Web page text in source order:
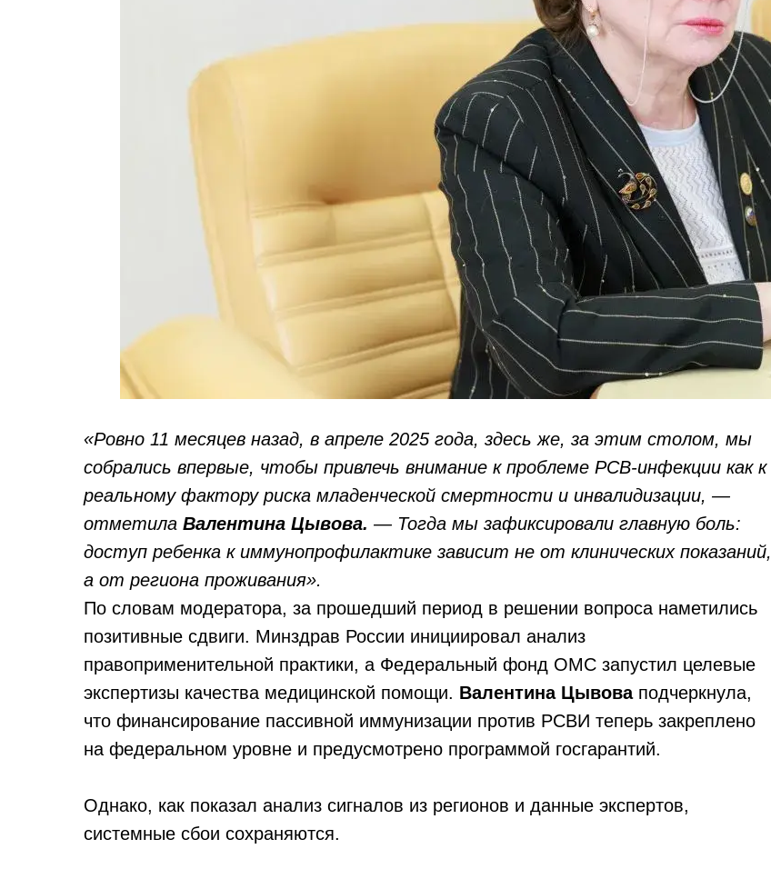
«Ровно 11 месяцев назад, в апреле 2025 года, здесь же, за этим столом, мы
собрались впервые, чтобы привлечь внимание к проблеме РСВ-инфекции как к
реальному фактору риска младенческой смертности и инвалидизации, —
отметила Валентина Цывова. — Тогда мы зафиксировали главную боль:
доступ ребенка к иммунопрофилактике зависит не от клинических показаний,
а от региона проживания».
По словам модератора, за прошедший период в решении вопроса наметились
позитивные сдвиги. Минздрав России инициировал анализ
правоприменительной практики, а Федеральный фонд ОМС запустил целевые
экспертизы качества медицинской помощи. Валентина Цывоваподчеркнула,
что финансирование пассивной иммунизации против РСВИ теперь закреплено
на федеральном уровне и предусмотрено программой госгарантий.
Однако, как показал анализ сигналов из регионов и данные экспертов,
системные сбои сохраняются.